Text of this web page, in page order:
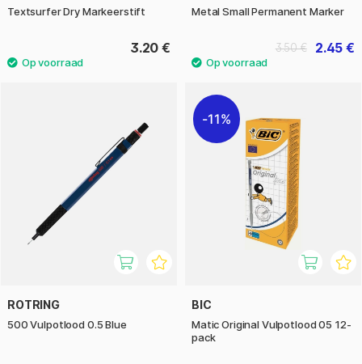
Textsurfer Dry Markeerstift
3.20 €
Metal Small Permanent Marker
2.45 €
3.50 €
ROTRING
500 Vulpotlood 0.5 Blue
11%
BIC
Matic Original Vulpotlood 05 12-
pack